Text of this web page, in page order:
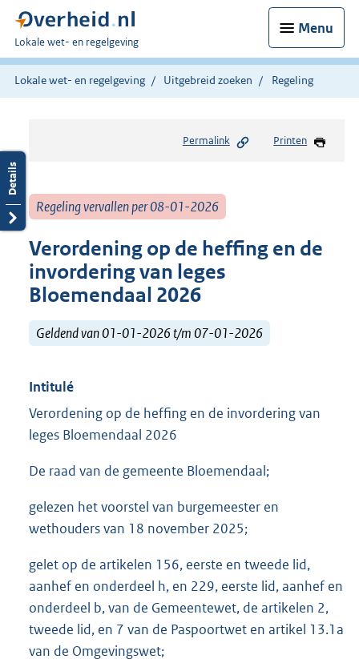
Menu
U
bent
hier:
Lokale wet- en regelgeving
Lokale wet- en regelgeving Uitgebreid zoeken Regeling
Permalink Printen
Regeling vervallen per 08-01-2026
Verordening op de heffing en de
invordering van leges
Bloemendaal 2026
Geldend van 01-01-2026 t/m 07-01-2026
Intitulé
Verordening op de heffing en de invordering van
leges Bloemendaal 2026
De raad van de gemeente Bloemendaal;
gelezen het voorstel van burgemeester en
wethouders van 18 november 2025;
gelet op de artikelen 156, eerste en tweede lid,
aanhef en onderdeel h, en 229, eerste lid, aanhef en
onderdeel b, van de Gemeentewet, de artikelen 2,
tweede lid, en 7 van de Paspoortwet en artikel 13.1a
van de Omgevingswet;